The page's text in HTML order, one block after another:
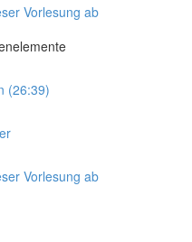
Vorlesung ab
(26:39)
Vorlesung ab